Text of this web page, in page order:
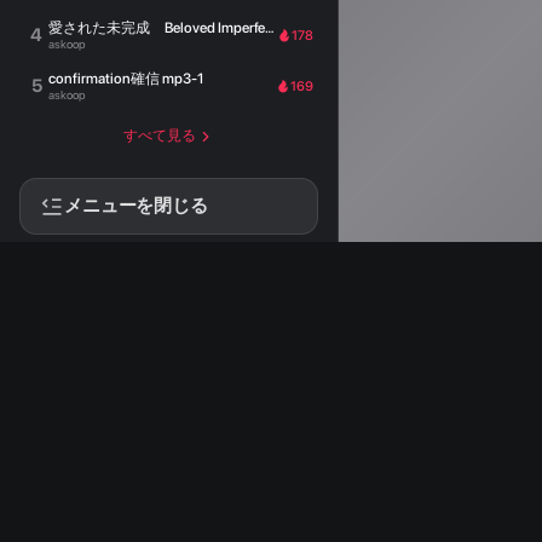
4 愛された未完成 Beloved Imperfection
askoop
178
5 confirmation確信 mp3-1
askoop
169
すべて見る
メニューを閉じる